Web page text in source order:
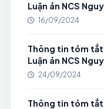
Luận án NCS
16/09/2024
Thông tin tóm tắt
Luận án NCS
24/09/2024
Thông tin tóm tắt